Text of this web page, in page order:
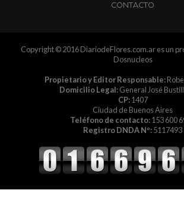
CONTACTO
Copyright © 2016 DiariodeFlores.com.ar es un
Dosnucleos
Propietario y Editor Responsable:
Domicilio Legal:General José
CP:1407
Ciudad de Buenos Aires
Teléfono de contacto:153 600
Registro DNDA Nº:5117493